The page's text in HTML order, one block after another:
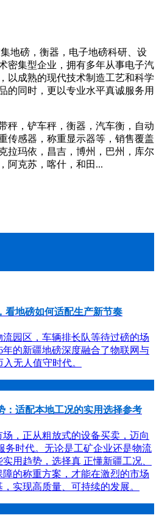
地磅，衡器，电子地磅科研、设
密集型企业，拥有多年从事电子汽
以成熟的现代技术制造工艺和科学
的同时，更以专业水平真诚服务用
秤，铲车秤，衡器，汽车衡，自动
传感器，称重显示器等，销售覆盖
拉玛依，昌吉，博州，巴州，库尔
阿克苏，喀什，和田...
看地磅如何适配生产新节奏
园区，车辆排长队等待过磅的场
年的新疆地磅深度融合了物联网与
无人值守时代。
：适配本地工况的实用选择参考
场，正从粗放式的设备买卖，迈向
务时代。无论是工矿企业还是物流
用趋势，选择真 正懂新疆工况、
的称重方案，才能在激烈的市场
实现高质量、可持续的发展。